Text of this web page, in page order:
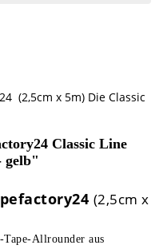
(2,5cm x 5m) Die Classic
Classic Line
gelb"
(2,5cm x
Allrounder aus